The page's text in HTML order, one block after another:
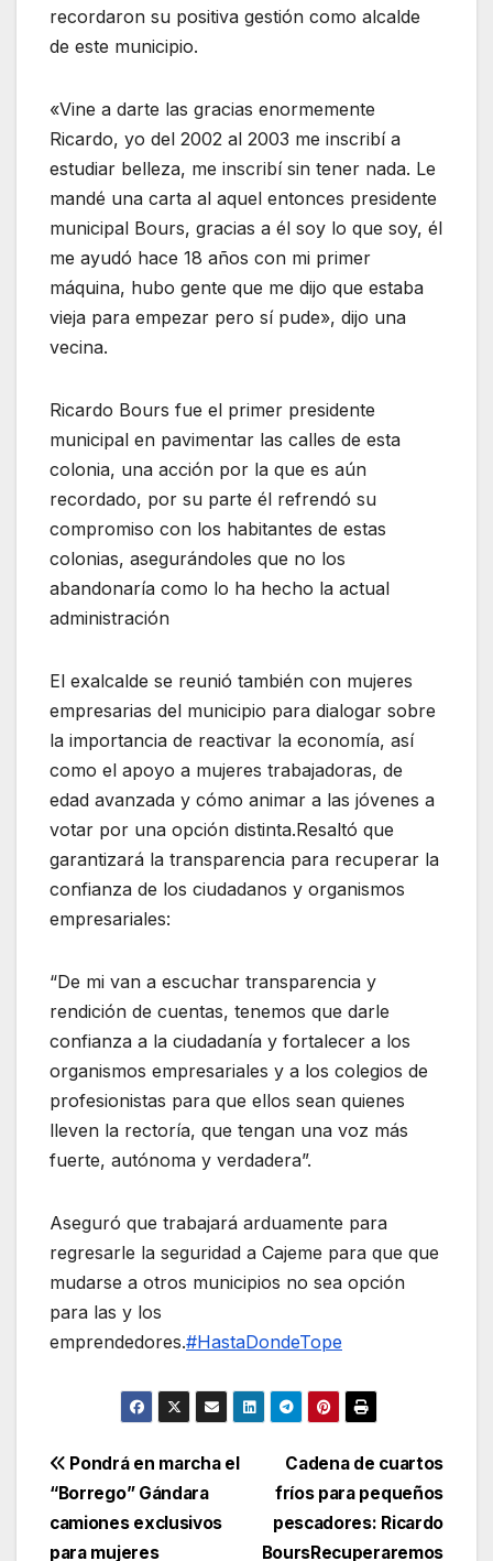
recordaron su positiva gestión como alcalde
de este municipio.
«Vine a darte las gracias enormemente
Ricardo, yo del 2002 al 2003 me inscribí a
estudiar belleza, me inscribí sin tener nada. Le
mandé una carta al aquel entonces presidente
municipal Bours, gracias a él soy lo que soy, él
me ayudó hace 18 años con mi primer
máquina, hubo gente que me dijo que estaba
vieja para empezar pero sí pude», dijo una
vecina.
Ricardo Bours fue el primer presidente
municipal en pavimentar las calles de esta
colonia, una acción por la que es aún
recordado, por su parte él refrendó su
compromiso con los habitantes de estas
colonias, asegurándoles que no los
abandonaría como lo ha hecho la actual
administración
El exalcalde se reunió también con mujeres
empresarias del municipio para dialogar sobre
la importancia de reactivar la economía, así
como el apoyo a mujeres trabajadoras, de
edad avanzada y cómo animar a las jóvenes a
votar por una opción distinta.Resaltó que
garantizará la transparencia para recuperar la
confianza de los ciudadanos y organismos
empresariales:
“De mi van a escuchar transparencia y
rendición de cuentas, tenemos que darle
confianza a la ciudadanía y fortalecer a los
organismos empresariales y a los colegios de
profesionistas para que ellos sean quienes
lleven la rectoría, que tengan una voz más
fuerte, autónoma y verdadera”.
Aseguró que trabajará arduamente para
regresarle la seguridad a Cajeme para que que
mudarse a otros municipios no sea opción
para las y los
emprendedores.#HastaDondeTope
Navegación
de
Cadena de cuartos
fríos para pequeños
pescadores: Ricardo
BoursRecuperaremos
Pondrá en marcha el
“Borrego” Gándara
camiones exclusivos
para mujeres